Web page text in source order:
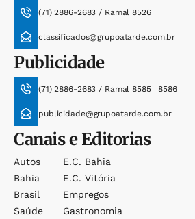
(71) 2886-2683 / Ramal 8526
classificados@grupoatarde.com.br
Publicidade
(71) 2886-2683 / Ramal 8585 | 8586
publicidade@grupoatarde.com.br
Canais e Editorias
Autos
Bahia
Brasil
Saúde
E.c. Bahia
E.c. Vitória
Empregos
Gastronomia